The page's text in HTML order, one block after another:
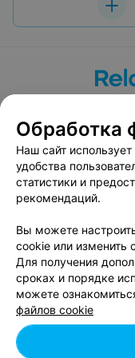
настоящим канатом).
Вакансии
Публичный
Связаться
Обработка
Наш сайт
удобства
статистики и
рекомендаций.
Вы можете
cookie или изменить
Для получения
сроках и порядке
можете
файлов cookie